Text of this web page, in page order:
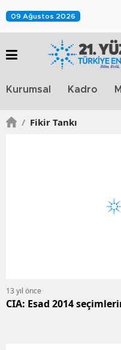
09 Ağustos 2026
Kurumsal Kadro
/ Fikir Tankı
13 yıl önce
CIA: Esad 2014